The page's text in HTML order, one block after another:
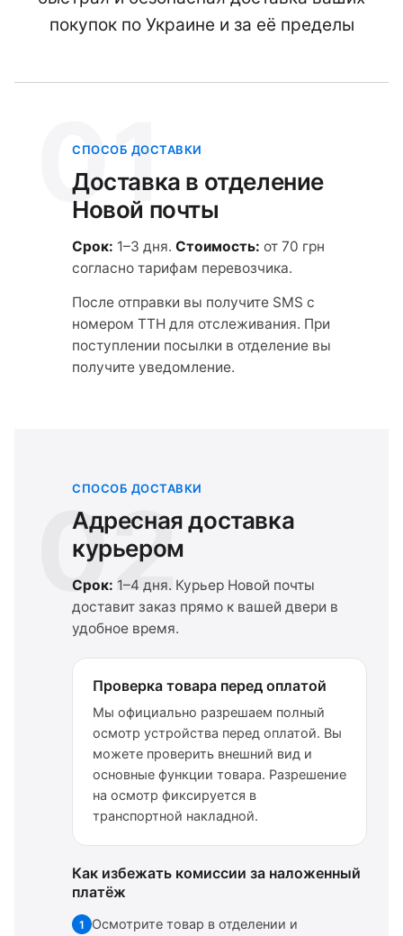
покупок по Украине и за её пределы
01
СПОСОБ ДОСТАВКИ
Доставка в отделение
Новой почты
Срок: 1–3 дня. Стоимость: от 70 грн
согласно тарифам перевозчика.
После отправки вы получите SMS с
номером ТТН для отслеживания. При
поступлении посылки в отделение вы
получите уведомление.
02
СПОСОБ ДОСТАВКИ
Адресная доставка
курьером
Срок: 1–4 дня. Курьер Новой почты
доставит заказ прямо к вашей двери в
удобное время.
Проверка товара перед оплатой
Мы официально разрешаем полный
осмотр устройства перед оплатой. Вы
можете проверить внешний вид и
основные функции товара. Разрешение
на осмотр фиксируется в
транспортной накладной.
Как избежать комиссии за наложенный
платёж
1
Осмотрите товар в отделении и